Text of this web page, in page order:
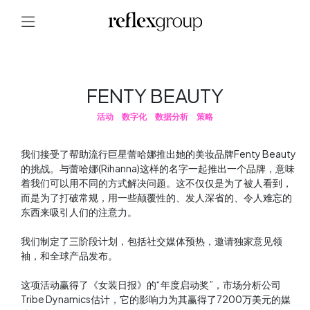
FENTY BEAUTY
活动 数字化 数据分析 策略
我们接受了帮助流行巨星蕾哈娜推出她的美妆品牌Fenty Beauty
的挑战。与蕾哈娜(Rihanna)这样的名字一起推出一个品牌，意味
着我们可以用不同的方式解决问题。这不仅仅是为了被人看到，
而是为了打破常规，用一些颠覆性的、发人深省的、令人难忘的
东西来吸引人们的注意力。
我们制定了三阶段计划，包括社交媒体预热，邀请独家意见领
袖，和全球产品发布。
这项活动赢得了《女装日报》的“年度启动奖”，市场分析公司
Tribe Dynamics估计，它的影响力为其赢得了7200万美元的媒